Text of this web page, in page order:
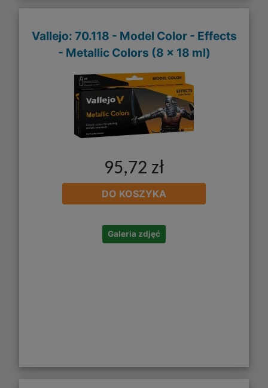
Vallejo: 70.118 - Model Color - Effects
- Metallic Colors (8 x 18 ml)
95,72 zł
DO KOSZYKA
Galeria zdjęć